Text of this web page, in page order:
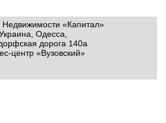
Недвижимости «Капитал»
Одесса,
дорога 140а
центр «Вузовский»